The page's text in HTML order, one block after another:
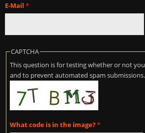
E-Mail *
CAPTCHA
This question is for testing whether or not
and to prevent automated spam submissions.
What code is in the image?*